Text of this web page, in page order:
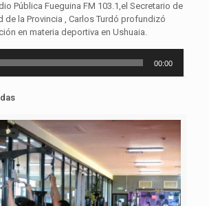
Pública Fueguina FM 103.1,el Secretario de
de la Provincia , Carlos Turdó profundizó
en materia deportiva en Ushuaia.
00:00